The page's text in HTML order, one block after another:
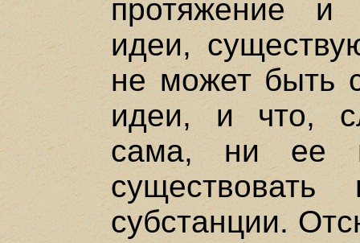
протяжение
идеи,
не может быть
идеи, и что,
сама, ни ее
субстанции.